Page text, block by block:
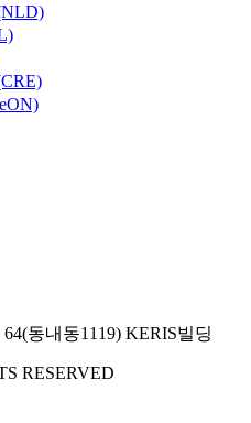
동내동1119) KERIS빌딩
RESERVED